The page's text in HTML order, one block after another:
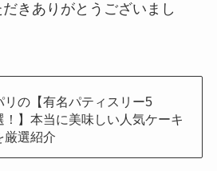
きありがとうございまし
リの【有名パティスリー5
！】本当に美味しい人気ケーキ
厳選紹介